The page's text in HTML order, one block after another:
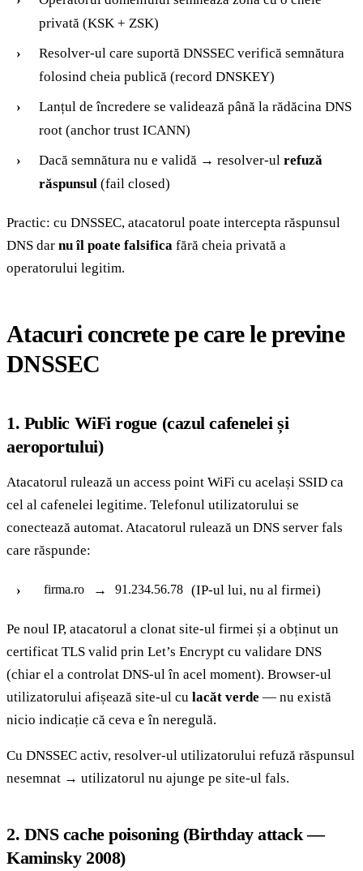
privată (KSK + ZSK)
Resolver-ul care suportă DNSSEC verifică semnătura
folosind cheia publică (record DNSKEY)
Lanțul de încredere se validează până la rădăcina DNS
root (anchor trust ICANN)
Dacă semnătura nu e validă → resolver-ul refuză
răspunsul (fail closed)
Practic: cu DNSSEC, atacatorul poate intercepta răspunsul
DNS dar nu îl poate falsifica fără cheia privată a
operatorului legitim.
Atacuri concrete pe care le previne
DNSSEC
1. Public WiFi rogue (cazul cafenelei și
aeroportului)
Atacatorul rulează un access point WiFi cu același SSID ca
cel al cafenelei legitime. Telefonul utilizatorului se
conectează automat. Atacatorul rulează un DNS server fals
care răspunde:
firma.ro → 91.234.56.78 (IP-ul lui, nu al firmei)
Pe noul IP, atacatorul a clonat site-ul firmei și a obținut un
certificat TLS valid prin Let’s Encrypt cu validare DNS
(chiar el a controlat DNS-ul în acel moment). Browser-ul
utilizatorului afișează site-ul cu lacăt verde — nu există
nicio indicație că ceva e în neregulă.
Cu DNSSEC activ, resolver-ul utilizatorului refuză răspunsul
nesemnat → utilizatorul nu ajunge pe site-ul fals.
2. DNS cache poisoning (Birthday attack —
Kaminsky 2008)